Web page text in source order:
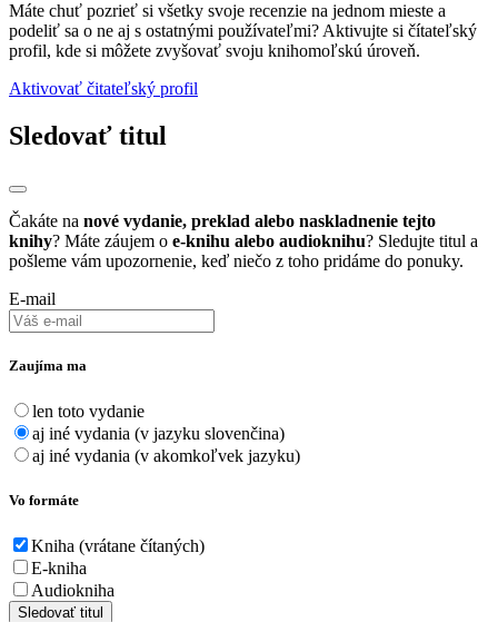
Máte chuť pozrieť si všetky svoje recenzie na jednom mieste a
podeliť sa o ne aj s ostatnými používateľmi? Aktivujte si čítateľský
profil, kde si môžete zvyšovať svoju knihomoľskú úroveň.
Aktivovať čitateľský profil
Sledovať titul
Čakáte na nové vydanie, preklad alebo naskladnenie tejto
knihy? Máte záujem o e-knihu alebo audioknihu? Sledujte titul a
pošleme vám upozornenie, keď niečo z toho pridáme do ponuky.
E-mail
Zaujíma ma
len toto vydanie
aj iné vydania (v jazyku slovenčina)
aj iné vydania (v akomkoľvek jazyku)
Vo formáte
Kniha (vrátane čítaných)
E-kniha
Audiokniha
Sledovať titul